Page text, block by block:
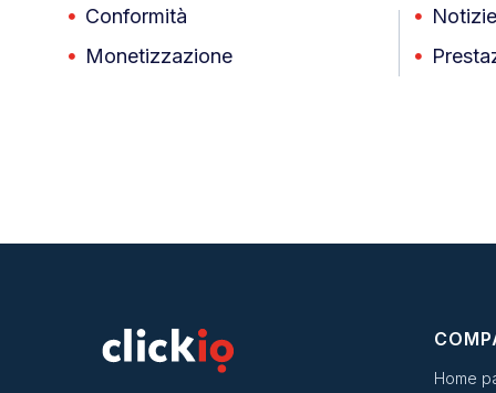
Conformità
Monetizzazione
Notizie
Home